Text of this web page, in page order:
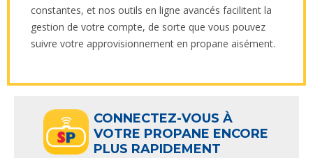
constantes, et nos outils en ligne avancés facilitent la
gestion de votre compte, de sorte que vous pouvez
suivre votre approvisionnement en propane aisément.
CONNECTEZ-VOUS À
VOTRE PROPANE ENCORE
PLUS RAPIDEMENT